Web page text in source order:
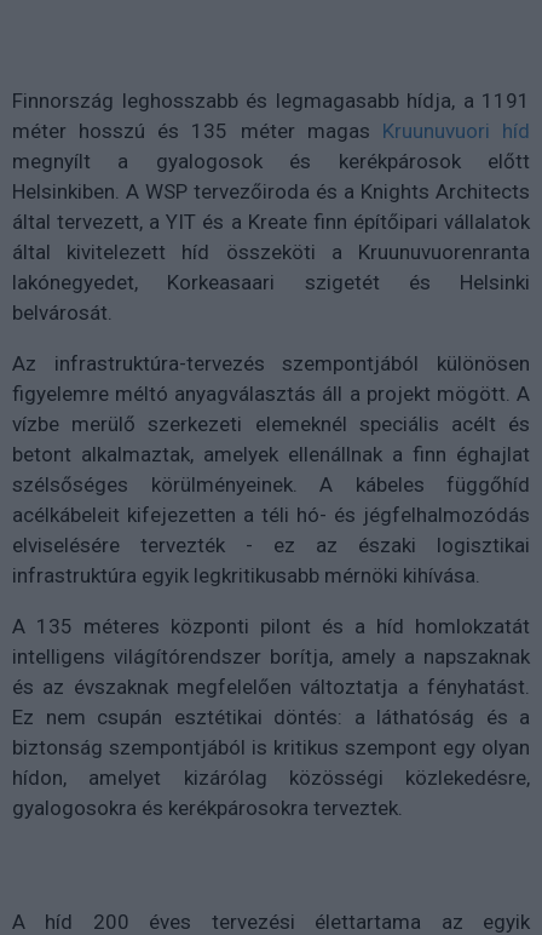
Finnország leghosszabb és legmagasabb hídja, a 1191
méter hosszú és 135 méter magas Kruunuvuori híd
megnyílt a gyalogosok és kerékpárosok előtt
Helsinkiben. A WSP tervezőiroda és a Knights Architects
által tervezett, a YIT és a Kreate finn építőipari vállalatok
által kivitelezett híd összeköti a Kruunuvuorenranta
lakónegyedet, Korkeasaari szigetét és Helsinki
belvárosát.
Az infrastruktúra-tervezés szempontjából különösen
figyelemre méltó anyagválasztás áll a projekt mögött. A
vízbe merülő szerkezeti elemeknél speciális acélt és
betont alkalmaztak, amelyek ellenállnak a finn éghajlat
szélsőséges körülményeinek. A kábeles függőhíd
acélkábeleit kifejezetten a téli hó- és jégfelhalmozódás
elviselésére tervezték - ez az északi logisztikai
infrastruktúra egyik legkritikusabb mérnöki kihívása.
A 135 méteres központi pilont és a híd homlokzatát
intelligens világítórendszer borítja, amely a napszaknak
és az évszaknak megfelelően változtatja a fényhatást.
Ez nem csupán esztétikai döntés: a láthatóság és a
biztonság szempontjából is kritikus szempont egy olyan
hídon, amelyet kizárólag közösségi közlekedésre,
gyalogosokra és kerékpárosokra terveztek.
A híd 200 éves tervezési élettartama az egyik